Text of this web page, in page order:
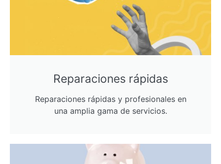
Reparaciones rápidas
Reparaciones rápidas y profesionales en
una amplia gama de servicios.